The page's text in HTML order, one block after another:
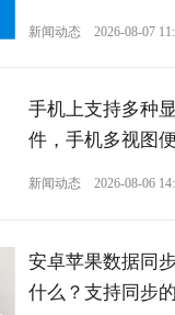
新闻动态 2026-08-07
手机上支持多种
件，手机多视图
新闻动态 2026-08-06
安卓苹果数据同
什么？支持同步